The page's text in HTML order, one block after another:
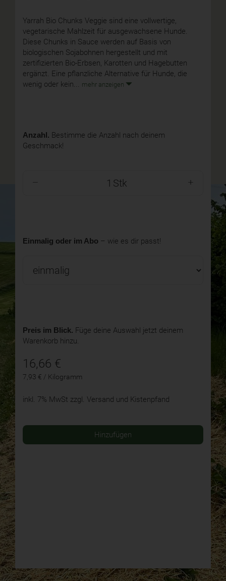
Yarrah Bio Chunks Veggie sind eine vollwertige,
vegetarische Mahlzeit für ausgewachsene Hunde.
Diese Chunks in Sauce werden auf Basis von
biologischen Sojabohnen hergestellt und mit
zertifizierten Bio-Erbsen, Karotten und Hagebutten
ergänzt. Eine pflanzliche Alternative für Hunde, die
wenig oder kein...
mehr anzeigen
Anzahl. Bestimme die Anzahl nach deinem
Geschmack!
Stk
Einmalig oder im Abo – wie es dir passt!
Preis im Blick. Füge deine Auswahl jetzt deinem
Warenkorb hinzu.
16,66 €
7,93 € / Kilogramm
inkl. 7% MwSt zzgl. Versand und Kistenpfand
Hinzufügen